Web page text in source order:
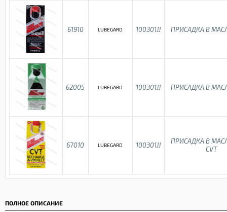
61910 LUBEGARD 100301JJ ПРИСАДКА В
62005 LUBEGARD 100301JJ ПРИСАДКА В
67010 LUBEGARD 100301JJ
ПРИСАДКА В
CVT
ПОЛНОЕ ОПИСАНИЕ